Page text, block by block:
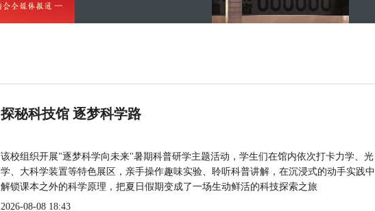
探秘科技馆 逐梦科学路
该校组织开展"逐梦科学向未来"暑期科普研学主题活动，学生们在馆内依次打卡力学、光
学、大科学装置等特色展区，亲手操作趣味实验、聆听科普讲解，在沉浸式的动手实践中
解锁课本之外的科学原理，把夏日假期变成了一场生动鲜活的科技探索之旅
2026-08-08 18:43